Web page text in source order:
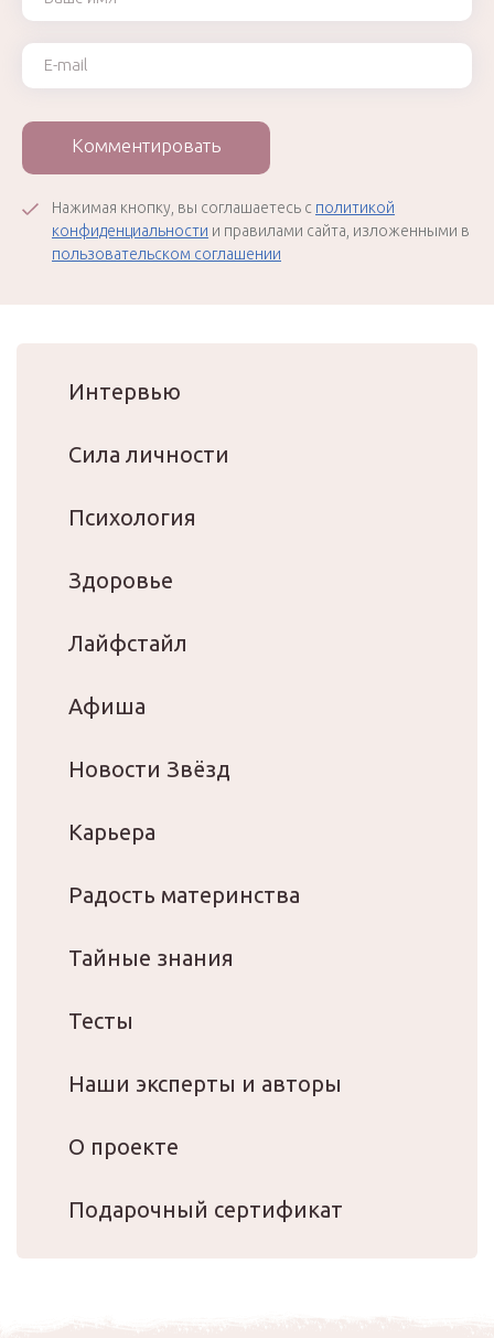
Ваш e-mail
Комментировать
Нажимая кнопку, вы соглашаетесь с политикой
конфиденциальности и правилами сайта, изложенными в
пользовательском соглашении
Интервью
Сила личности
Психология
Здоровье
Лайфстайл
Афиша
Новости Звёзд
Карьера
Радость материнства
Тайные знания
Тесты
Наши эксперты и авторы
О проекте
Подарочный сертификат